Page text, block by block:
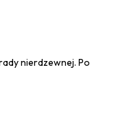
nierdzewnej. Po